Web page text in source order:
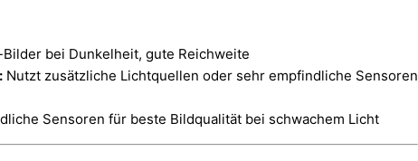
bei Dunkelheit, gute Reichweite
Nutzt zusätzliche Lichtquellen oder sehr empfindliche Sensoren
Sensoren für beste Bildqualität bei schwachem Licht